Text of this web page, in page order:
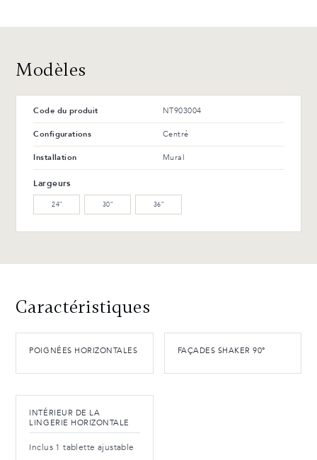
Modèles
Code du produit NT903004
Configurations Centré
Installation Mural
Largeurs
24″ 30″ 36″
Caractéristiques
POIGNÉES HORIZONTALES FAÇADES SHAKER 90°
INTÉRIEUR DE LA
LINGERIE HORIZONTALE
Inclus 1 tablette ajustable